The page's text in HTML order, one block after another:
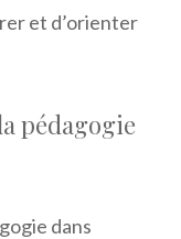
et d’orienter
pédagogie
dans